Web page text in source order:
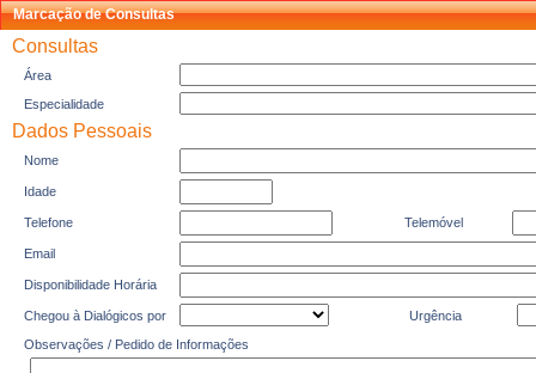
Marcação de Consultas
Consultas
Área
Especialidade
Dados Pessoais
Nome
Idade
Telefone Telemóvel
Email
Disponibilidade Horária
Chegou à Dialógicos por
Urgência
Observações / Pedido de Informações